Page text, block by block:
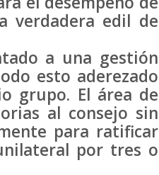
verdadera edil de
a una gestión
esto aderezado
grupo. El área de
al consejo sin
para ratificar
por tres o